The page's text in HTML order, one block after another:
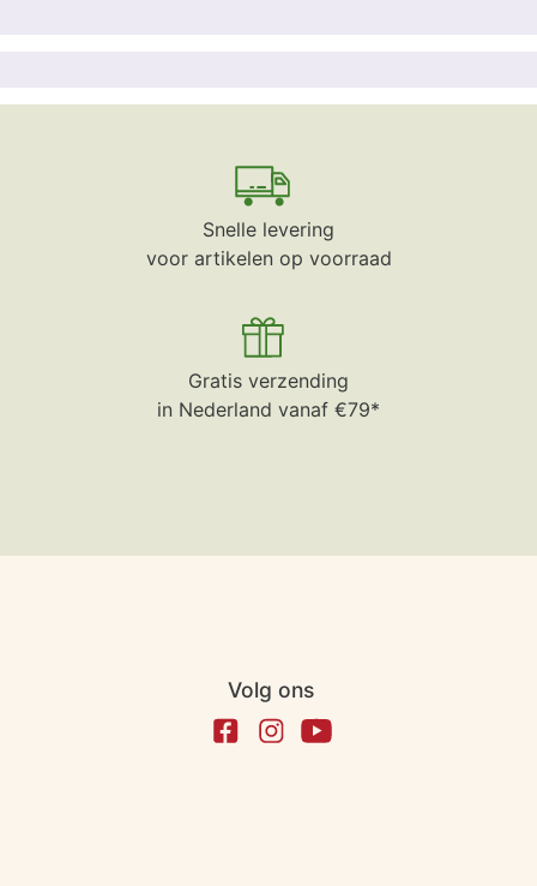
Snelle levering
voor artikelen op voorraad
Gratis verzending
in Nederland vanaf €79*
Volg ons